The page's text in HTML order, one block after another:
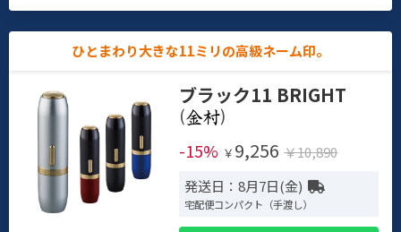
ひとまわり大きな11ミリの高級ネーム印。
ブラック11 BRIGHT
(
)
-15% ￥ 9,256 ￥10,890
発送日：8月7日(金)
宅配便コンパクト（手渡し）